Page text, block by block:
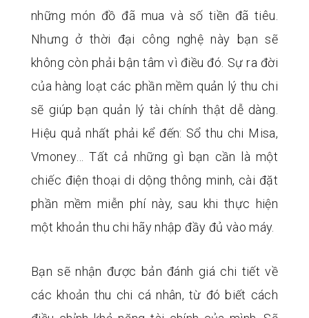
những món đồ đã mua và số tiền đã tiêu.
Nhưng ở thời đại công nghệ này bạn sẽ
không còn phải bận tâm vì điều đó. Sự ra đời
của hàng loạt các phần mềm quản lý thu chi
sẽ giúp bạn quản lý tài chính thật dễ dàng.
Hiệu quả nhất phải kể đến: Sổ thu chi Misa,
Vmoney… Tất cả những gì bạn cần là một
chiếc điện thoại di dộng thông minh, cài đặt
phần mềm miễn phí này, sau khi thực hiện
một khoản thu chi hãy nhập đầy đủ vào máy.
Bạn sẽ nhận được bản đánh giá chi tiết về
các khoản thu chi cá nhân, từ đó biết cách